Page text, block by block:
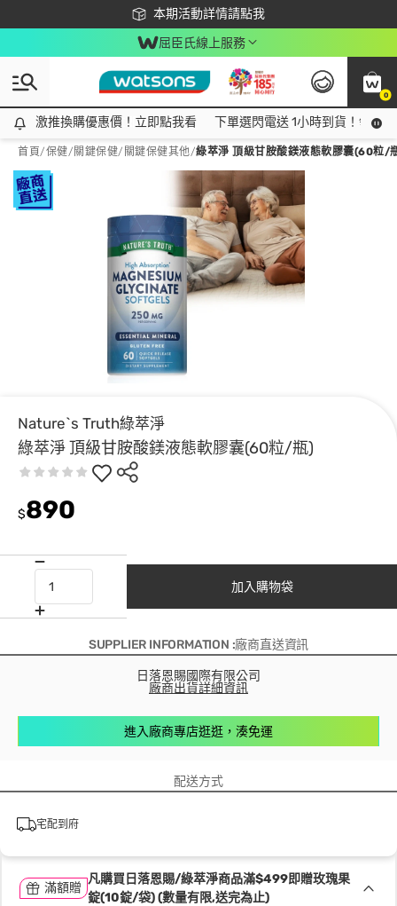
本期活動詳情請點我
下載app最高回饋$350
屈臣氏線上服務
0
激推換購優惠價！立即點我看
激推換購優惠價！立即點我看 下單選閃電送 1小時到貨！領神
首頁/保健/ 關鍵保健/ 關鍵保健其他/綠萃淨 頂級甘胺酸鎂液態軟膠囊(60粒/
Nature`s Truth綠萃淨
綠萃淨 頂級甘胺酸鎂液態軟膠囊(60粒/瓶)
$890
加入購物袋
SUPPLIER INFORMATION :廠商直送資訊
日落恩賜國際有限公司
廠商出貨詳細資訊
進入廠商專店逛逛，湊免運
配送方式
宅配到府
滿額贈
凡購買日落恩賜/綠萃淨商品滿$499即贈玫瑰果
錠(10錠/袋) (數量有限,送完為止)